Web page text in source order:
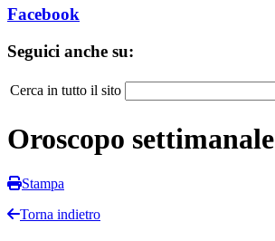
Facebook
Seguici anche su:
Cerca in tutto il sito
Oroscopo settimanale
Stampa
Torna indietro